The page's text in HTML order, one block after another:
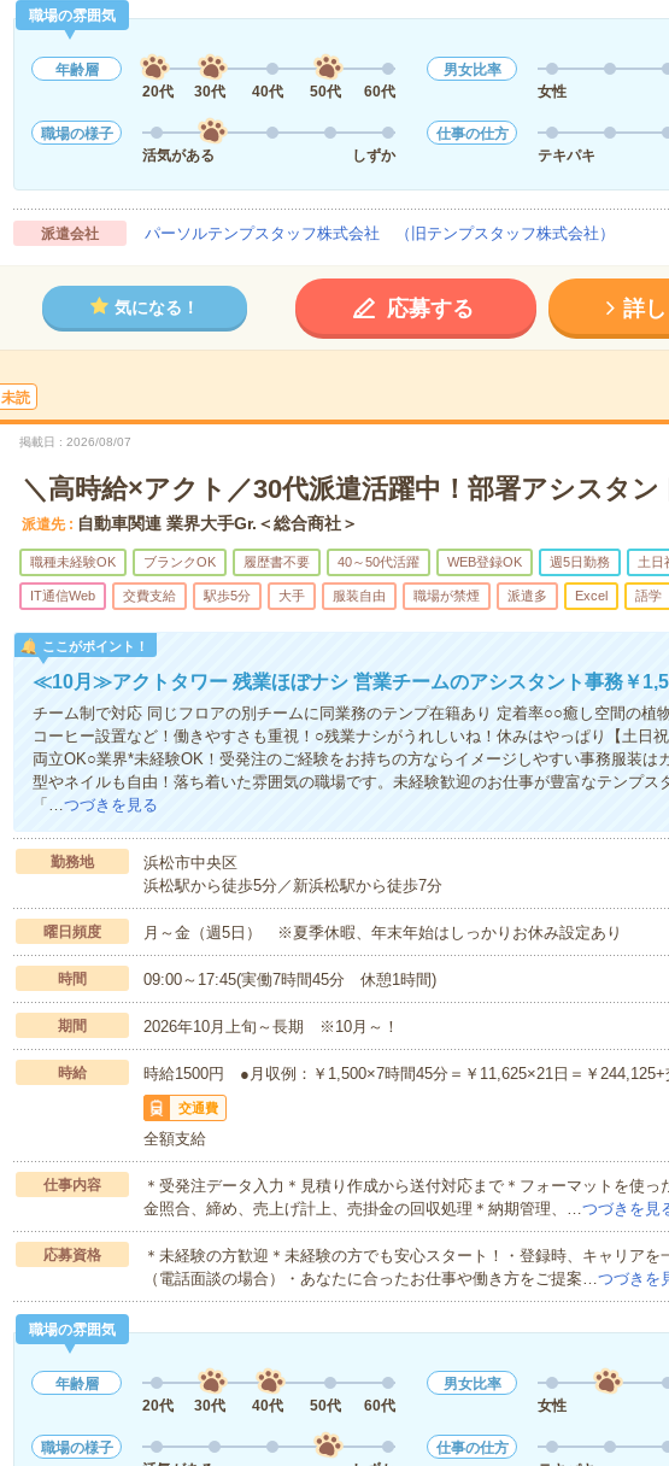
職場の雰囲気
年齢層
20代
30代 40代 50代 60代
男女比率
女性
職場の様子
活気がある
しずか
仕事の仕方
テキパキ
派遣会社 パーソルテンプスタッフ株式会社 （旧テンプスタッフ株式会社）
気になる！ 応募する 詳
未読
掲載日 2026/08/07
＼高時給×アクト／30代派遣活躍中！部署アシスタン
派遣先 自動車関連 業界大手Gr.＜総合商社＞
職種未経験OK ブランクOK 履歴書不要 40～50代活躍 WEB登録OK 週5日勤務 土日
IT通信Web 交費支給 駅歩5分 大手 服装自由 職場が禁煙 派遣多 Excel 語学
ここがポイント！
≪10月≫アクトタワー 残業ほぼナシ 営業チームのアシスタント事務￥
チーム制で対応 同じフロアの別チームに同業務のテンプ在籍あり 定着率○○癒し空間の植
コーヒー設置など！働きやすさも重視！○残業ナシがうれしいね！休みはやっぱり【土日
両立OK○業界*未経験OK！受発注のご経験をお持ちの方ならイメージしやすい事務服装は
型やネイルも自由！落ち着いた雰囲気の職場です。未経験歓迎のお仕事が豊富なテンプス
「…つづきを見る
勤務地
浜松市中央区
浜松駅から徒歩5分／新浜松駅から徒歩7分
曜日頻度 月～金（週5日） ※夏季休暇、年末年始はしっかりお休み設定あり
時間 09:00～17:45(実働7時間45分 休憩1時間)
期間 2026年10月上旬～長期 ※10月～！
時給 時給1500円 ●月収例：￥1,500×7時間45分＝￥11,625×21日＝￥244,125+
交通費
全額支給
仕事内容
＊受発注データ入力＊見積り作成から送付対応まで＊フォーマットを使っ
金照合、締め、売上げ計上、売掛金の回収処理＊納期管理、…つづきを見
応募資格
＊未経験の方歓迎＊未経験の方でも安心スタート！・登録時、キャリアを
（電話面談の場合）・あなたに合ったお仕事や働き方をご提案…つづきを
職場の雰囲気
年齢層
20代
30代 40代 50代 60代
男女比率
女性
職場の様子
仕事の仕方